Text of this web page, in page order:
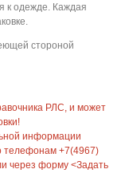
к одежде. Каждая
стороной
РЛС, и может
информации
телефонам +7(4967)
через форму <Задать